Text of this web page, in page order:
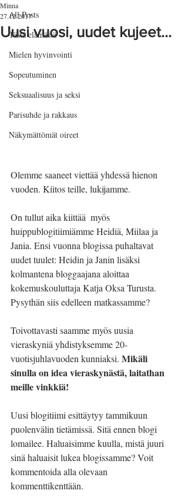
All Posts
Tästä elämästä
Mielen hyvinvointi
Sopeutuminen
Seksuaalisuus ja seksi
Parisuhde ja rakkaus
Näkymättömät oireet
Uusi vuosi, uudet kujeet...
Minna
27.12.2017
Olemme saaneet viettää yhdessä hienon
vuoden. Kiitos teille, lukijamme.
On tullut aika kiittää  myös
huippublogitiimiämme Heidiä, Miilaa ja
Jania. Ensi vuonna blogissa puhaltavat
uudet tuulet: Heidin ja Janin lisäksi
kolmantena bloggaajana aloittaa
kokemuskouluttaja Katja Oksa Turusta.
Pysythän siis edelleen matkassamme?
Toivottavasti saamme myös uusia
vieraskyniä yhdistyksemme 20-
vuotisjuhlavuoden kunniaksi. Mikäli
sinulla on idea vieraskynästä, laitathan
meille vinkkiä!
Uusi blogitiimi esittäytyy tammikuun
puolenvälin tietämissä. Sitä ennen blogi
lomailee. Haluaisimme kuulla, mistä juuri
sinä haluaisit lukea blogissamme? Voit
kommentoida alla olevaan
kommenttikenttään.